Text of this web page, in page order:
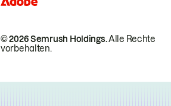
© 2026 Semrush Holdings.Alle Rechte
vorbehalten.